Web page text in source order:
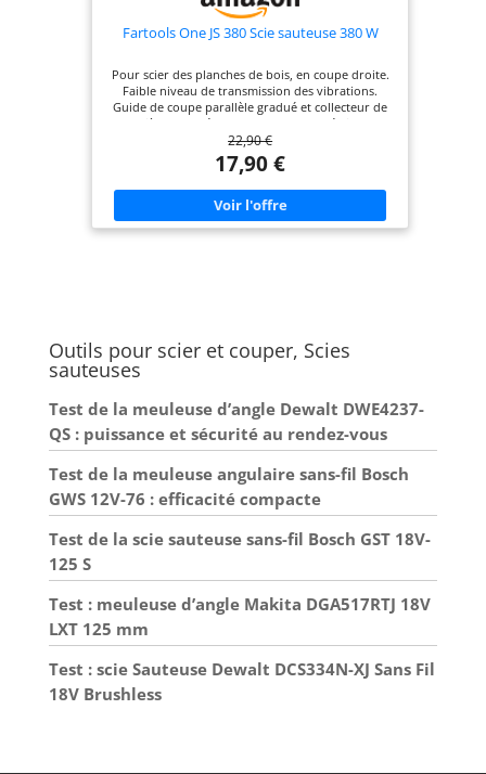
Fartools One JS 380 Scie sauteuse 380 W
Pour scier des planches de bois, en coupe droite.
Faible niveau de transmission des vibrations.
Guide de coupe parallèle gradué et collecteur de
poussière Base réglable 45°/90° pour réaliser des
coupes en biais. Livré avec lames
22,90 €
17,90 €
Outils pour scier et couper, Scies
sauteuses
Test de la meuleuse d’angle Dewalt DWE4237-
QS : puissance et sécurité au rendez-vous
Test de la meuleuse angulaire sans-fil Bosch
GWS 12V-76 : efficacité compacte
Test de la scie sauteuse sans-fil Bosch GST 18V-
125 S
Test : meuleuse d’angle Makita DGA517RTJ 18V
LXT 125 mm
Test : scie Sauteuse Dewalt DCS334N-XJ Sans Fil
18V Brushless